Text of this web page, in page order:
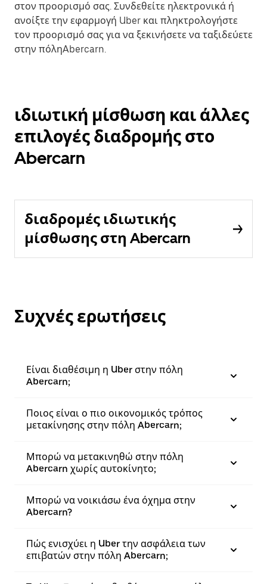
στον προορισμό σας. Συνδεθείτε ηλεκτρονικά ή
ανοίξτε την εφαρμογή Uber και πληκτρολογήστε
τον προορισμό σας για να ξεκινήσετε να ταξιδεύετε
στην πόληAbercarn.
ιδιωτική μίσθωση και άλλες
επιλογές διαδρομής στο
Abercarn
διαδρομές ιδιωτικής
μίσθωσης στη Abercarn
Συχνές ερωτήσεις
Είναι διαθέσιμη η Uber στην πόλη
Abercarn;
Ποιος είναι ο πιο οικονομικός τρόπος
μετακίνησης στην πόλη Abercarn;
Μπορώ να μετακινηθώ στην πόλη
Abercarn χωρίς αυτοκίνητο;
Μπορώ να νοικιάσω ένα όχημα στην
Abercarn?
Πώς ενισχύει η Uber την ασφάλεια των
επιβατών στην πόλη Abercarn;